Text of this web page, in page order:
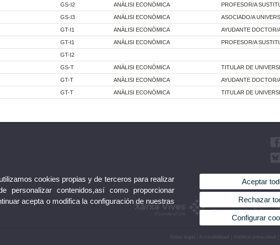
GS-I2 ANÀLISI ECONÒMICA PROFESOR/A
GS-I3 ANÀLISI ECONÒMICA ASOCIADO/A
GT-I1 ANÀLISI ECONÒMICA AYUDANTE DOCTOR/
GT-I1 ANÀLISI ECONÒMICA PROFESOR/A
GT-I2
GS-T ANÀLISI ECONÒMICA TITULAR DE
GT-T ANÀLISI ECONÒMICA AYUDANTE DOCTOR/
GT-T ANÀLISI ECONÒMICA TITULAR DE
Aviso legal Accesibilidad Política privacidad
cookies propias y de terceros para realizar
contenidos,así como proporcionar
acepta o modifica la configuración de nuestras
Aceptar
Rechazar
Configurar